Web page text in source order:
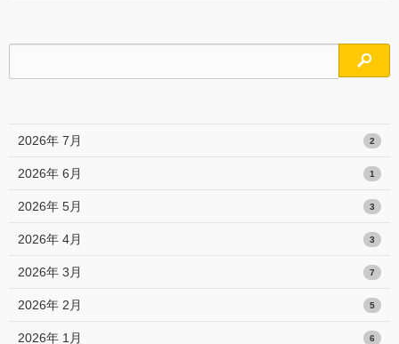
検索
2026年 7月 2
2026年 6月 1
2026年 5月 3
2026年 4月 3
2026年 3月 7
2026年 2月 5
2026年 1月 6